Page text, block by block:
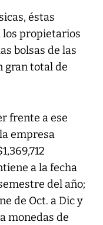
éstas
propietarios
bolsas de las
gran total de
frente a ese
empresa
a la fecha
del año;
de Oct. a Dic y
monedas de